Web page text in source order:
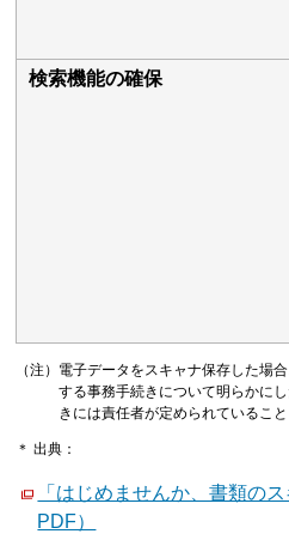
検索機能の確保
（注）電子データをスキャナ保存した場
する事務手続きについて明らかに
きには責任者が定められていること
＊ 出典：
「はじめませんか、書類の
PDF）